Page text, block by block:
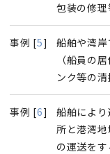
包装の修理
事例 [5]
船舶や湾
（船員の
ンク等の清
事例 [6]
船舶によ
所と港湾
の運送をす